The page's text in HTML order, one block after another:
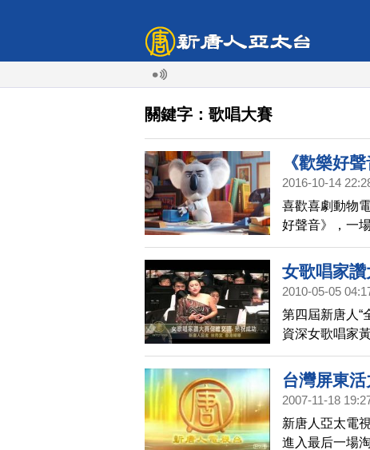
關鍵字：歌唱大賽
《歡樂好
2016-10-14
喜歡喜劇動物
好聲音》，一
賣力表演，相
好到讓粉絲驚
女歌唱家
2010-05-05
第四屆新唐人“
資深女歌唱家
同好們踴躍參
台灣屏東
2007-11-18
新唐人亞太電
進入最后一場